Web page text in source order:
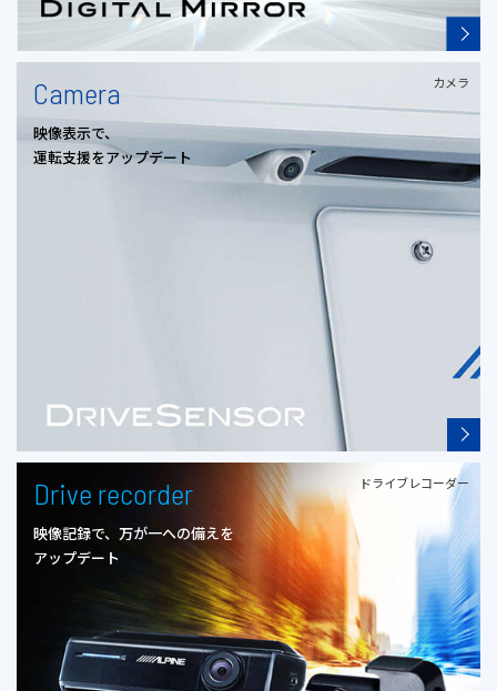
Camera カメラ
映像表示で、
運転支援をアップデート
Drive recorder ドライブレコーダー
映像記録で、万が一への備えを
アップデート